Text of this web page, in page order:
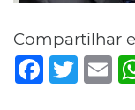
Compartilhar
Facebook
Twitter